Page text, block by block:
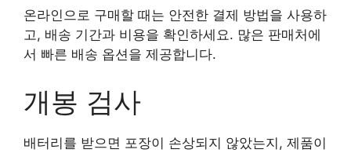
온라인으로 구매할 때는 안전한 결제 방법을 사용하
고, 배송 기간과 비용을 확인하세요. 많은 판매처에
서 빠른 배송 옵션을 제공합니다.
개봉 검사
배터리를 받으면 포장이 손상되지 않았는지, 제품이